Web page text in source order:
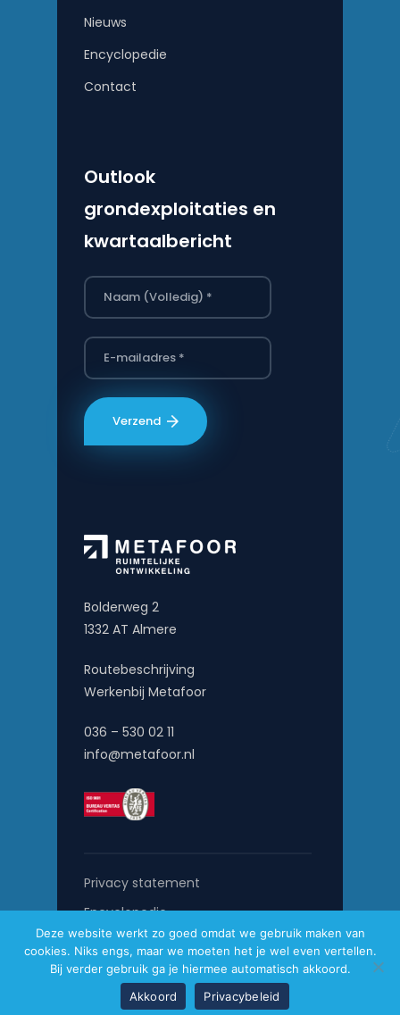
Nieuws
Encyclopedie
Contact
Outlook
grondexploitaties en
kwartaalbericht
Bolderweg 2
1332 AT Almere
Routebeschrijving
Werkenbij Metafoor
036 – 530 02 11
info@metafoor.nl
Privacy statement
Encyclopedie
Deze website werkt zo goed omdat we gebruik maken van
cookies. Niks engs, maar we moeten het je wel even vertellen.
Bij verder gebruik ga je hiermee automatisch akkoord.
Akkoord
Privacybeleid